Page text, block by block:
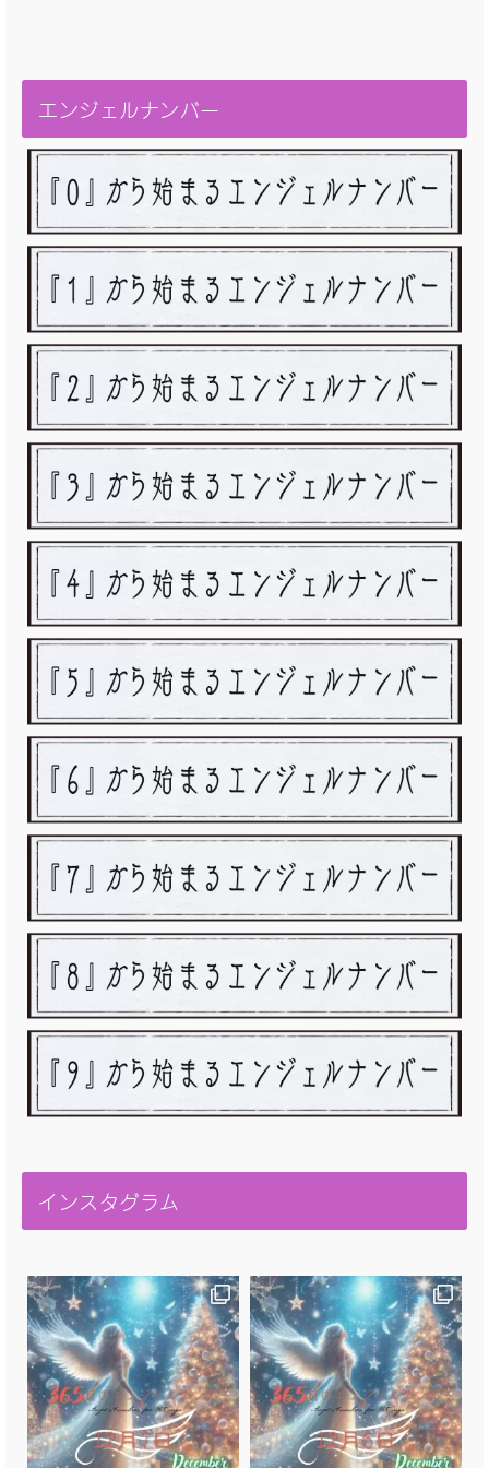
エンジェルナンバー
インスタグラム